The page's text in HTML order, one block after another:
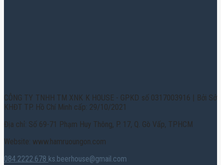
CÔNG TY TNHH TM XNK K HOUSE - GPKD số 0317003916 | Bởi Sở
KHĐT TP. Hồ Chí Minh cấp: 29/10/2021
Địa chỉ: Số 69-71 Phạm Huy Thông, P. 17, Q. Gò Vấp, TPHCM
Website: www.hamruoungon.com
084.2222.678 ks.beerhouse@gmail.com